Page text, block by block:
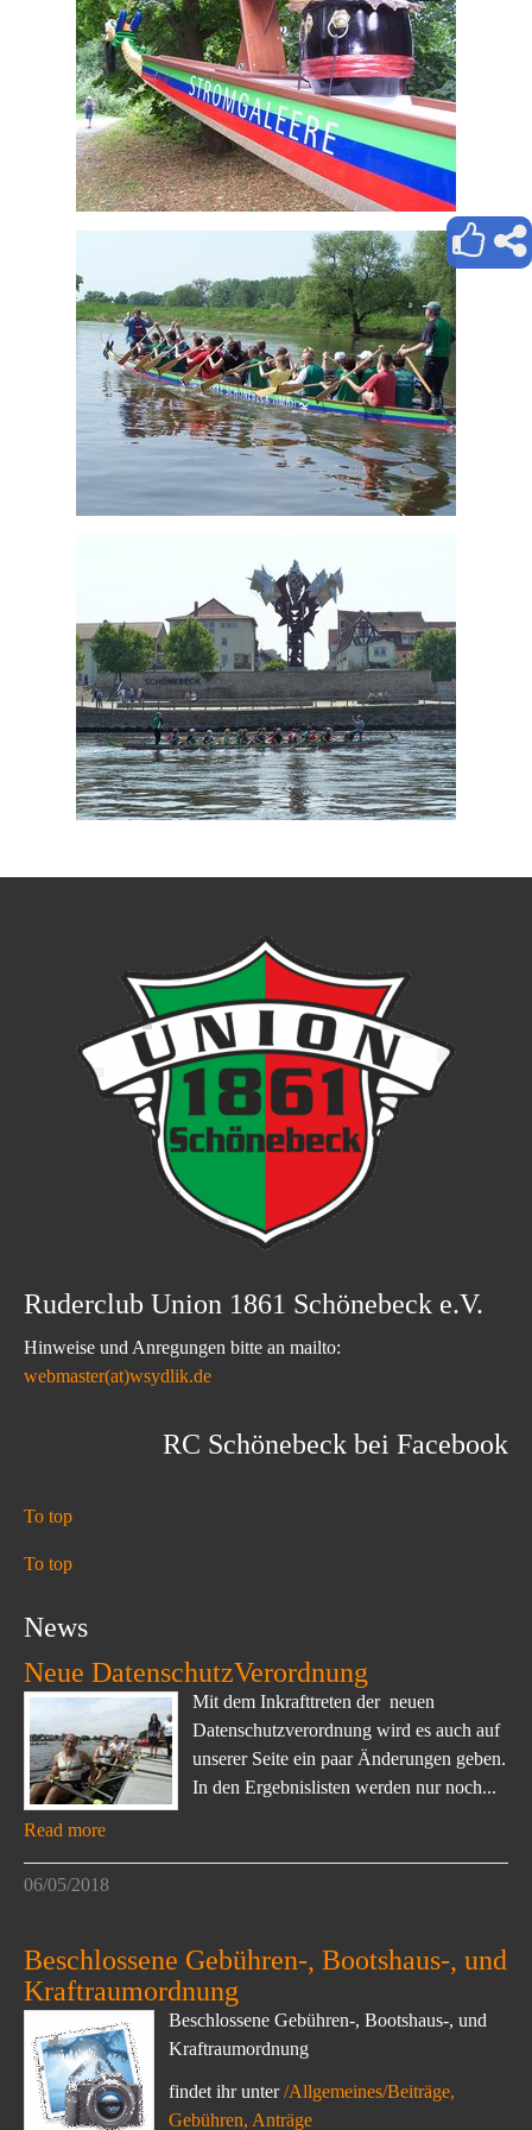
Ruderclub Union 1861 Schönebeck e.V.
Hinweise und Anregungen bitte an mailto:
webmaster(at)wsydlik.de
RC Schönebeck bei Facebook
To top
To top
News
Neue DatenschutzVerordnung
Mit dem Inkrafttreten der neuen
Datenschutzverordnung wird es auch auf
unserer Seite ein paar Änderungen geben.
In den Ergebnislisten werden nur noch...
Read more
06/05/2018
Beschlossene Gebühren-, Bootshaus-, und
Kraftraumordnung
Beschlossene Gebühren-, Bootshaus-, und
Kraftraumordnung
findet ihr unter/Allgemeines/Beiträge,
Gebühren, Anträge